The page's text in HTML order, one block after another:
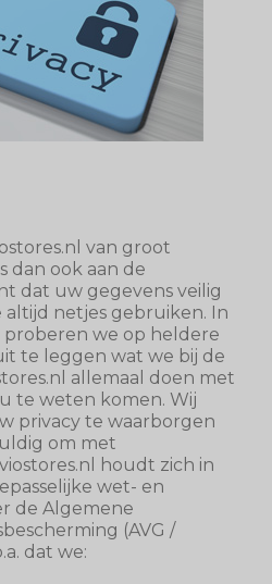
van groot
dan ook aan de
dat uw gegevens veilig
altijd netjes gebruiken. In
we op heldere
te leggen wat we bij de
allemaal doen met
te weten komen. Wij
privacy te waarborgen
om met
houdt zich in
wet- en
de Algemene
(AVG /
dat we: